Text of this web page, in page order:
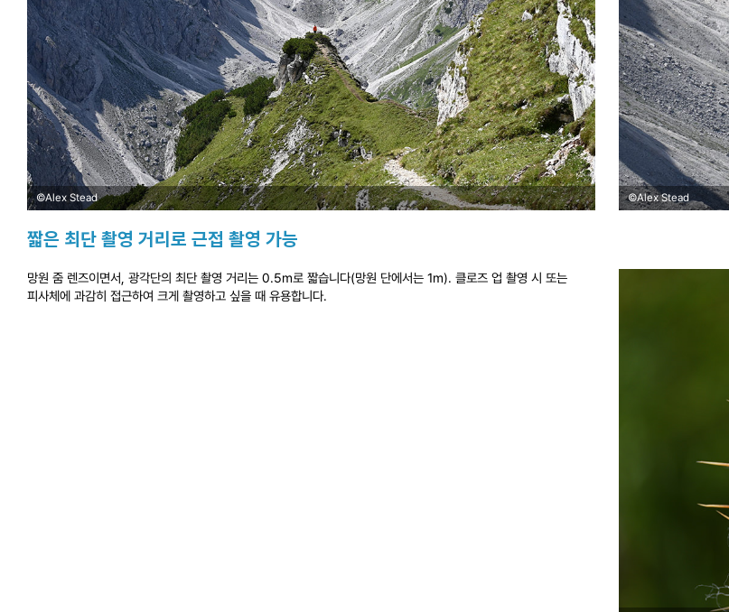
©Alex Stead ©Alex Stead
짧은 최단 촬영 거리로 근접 촬영 가능
망원 줌 렌즈이면서, 광각단의 최단 촬영 거리는 0.5m로 짧습니다(망원 단에서는 1m). 클로즈 업 촬영 시 또는
피사체에 과감히 접근하여 크게 촬영하고 싶을 때 유용합니다.